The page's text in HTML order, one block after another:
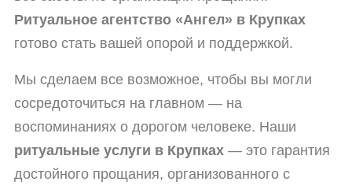
Ритуальное агентство «Ангел» в Крупках
готово стать вашей опорой и поддержкой.
Мы сделаем все возможное, чтобы вы могли
сосредоточиться на главном — на
воспоминаниях о дорогом человеке. Наши
ритуальные услуги в Крупках — это гарантия
достойного прощания, организованного с